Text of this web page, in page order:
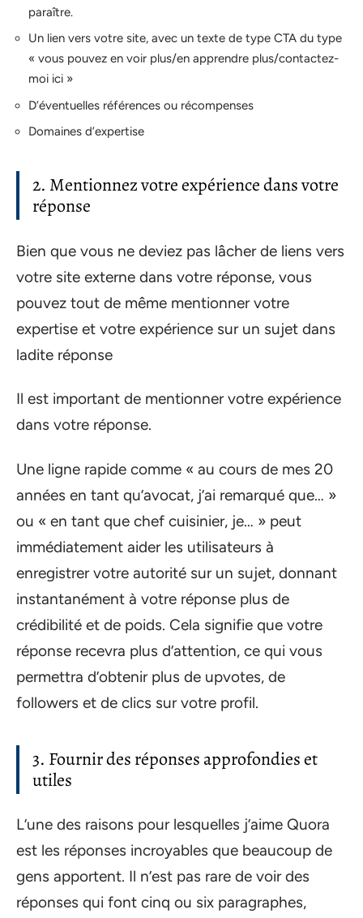
paraître.
Un lien vers votre site, avec un texte de type CTA du type
« vous pouvez en voir plus/en apprendre plus/contactez-
moi ici »
D’éventuelles références ou récompenses
Domaines d’expertise
2. Mentionnez votre expérience dans votre
réponse
Bien que vous ne deviez pas lâcher de liens vers
votre site externe dans votre réponse, vous
pouvez tout de même mentionner votre
expertise et votre expérience sur un sujet dans
ladite réponse
Il est important de mentionner votre expérience
dans votre réponse.
Une ligne rapide comme « au cours de mes 20
années en tant qu’avocat, j’ai remarqué que… »
ou « en tant que chef cuisinier, je… » peut
immédiatement aider les utilisateurs à
enregistrer votre autorité sur un sujet, donnant
instantanément à votre réponse plus de
crédibilité et de poids. Cela signifie que votre
réponse recevra plus d’attention, ce qui vous
permettra d’obtenir plus de upvotes, de
followers et de clics sur votre profil.
3. Fournir des réponses approfondies et
utiles
L’une des raisons pour lesquelles j’aime Quora
est les réponses incroyables que beaucoup de
gens apportent. Il n’est pas rare de voir des
réponses qui font cinq ou six paragraphes,